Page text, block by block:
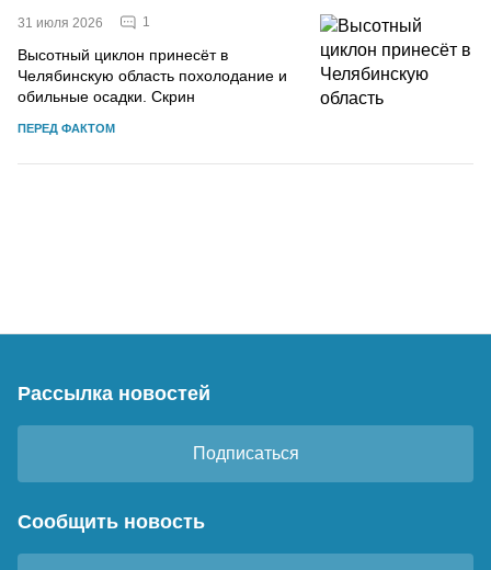
31 июля 2026 1
Высотный циклон принесёт в
Челябинскую область похолодание и
обильные осадки. Скрин
ПЕРЕД ФАКТОМ
Рассылка новостей
Подписаться
Сообщить новость